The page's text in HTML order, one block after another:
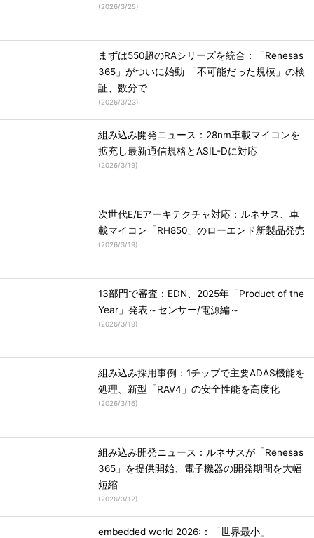
(2026/3/25)
まずは550超のRAシリーズを統合：「Renesas
365」がついに始動 「不可能だった規模」の検
証、数分で
(2026/3/23)
組み込み開発ニュース：28nm車載マイコンを
拡充し最新通信規格とASIL-Dに対応
(2026/3/19)
次世代E/Eアーキテクチャ対応：ルネサス、車
載マイコン「RH850」のローエンド新製品発売
(2026/3/19)
13部門で審査：EDN、2025年「Product of the
Year」発表～センサー/電源編～
(2026/3/19)
組み込み採用事例：1チップで主要ADAS機能を
処理、新型「RAV4」の安全性能を高度化
(2026/3/16)
組み込み開発ニュース：ルネサスが「Renesas
365」を提供開始、電子機器の開発期間を大幅
短縮
(2026/3/12)
embedded world 2026:：「世界最小」